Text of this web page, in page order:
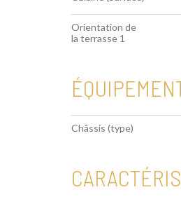
Orientation de
la terrasse 1
Châssis (type)